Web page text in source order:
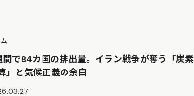
間で84カ国の排出量。イラン戦争が奪う「炭素
」と気候正義の余白